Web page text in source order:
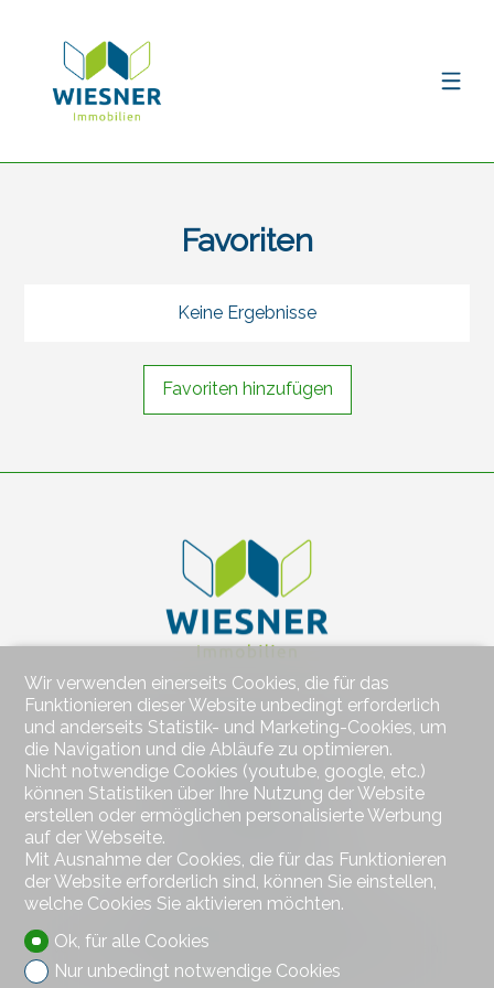
Favoriten
Keine Ergebnisse
Favoriten hinzufügen
Kontaktieren Sie uns
Wiesner Immobilien
Bahnhofstrasse 77
4313 Möhlin
Tel. +41 79 578 66 66
hw@wiesner-immobilien.ch
Verpassen Sie keine Objekte, melden Sie sich kostenlos an.
Wir verwenden einerseits Cookies, die für das
Funktionieren dieser Website unbedingt erforderlich
und anderseits Statistik- und Marketing-Cookies, um
die Navigation und die Abläufe zu optimieren.
Nicht notwendige Cookies (youtube, google, etc.)
können Statistiken über Ihre Nutzung der Website
erstellen oder ermöglichen personalisierte Werbung
auf der Webseite.
Mit Ausnahme der Cookies, die für das Funktionieren
der Website erforderlich sind, können Sie einstellen,
welche Cookies Sie aktivieren möchten.
Ok, für alle Cookies
Nur unbedingt notwendige Cookies